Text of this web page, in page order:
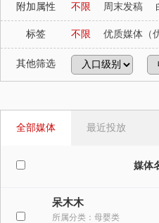
附加属性 不限 周末发稿
标签 不限 优质媒体（
其他筛选
全部媒体 最近投放
媒体
呆木木
所属分类：母婴类